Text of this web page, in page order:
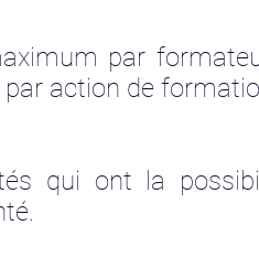
par
action de
qui ont la